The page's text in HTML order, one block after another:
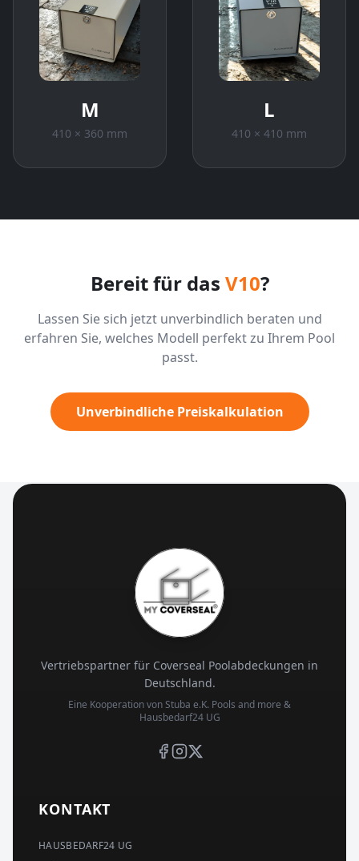
M
410 × 360 mm
L
410 × 410 mm
Bereit für das V10?
Lassen Sie sich jetzt unverbindlich beraten und
erfahren Sie, welches Modell perfekt zu Ihrem Pool
passt.
Unverbindliche Preiskalkulation
Vertriebspartner für Coverseal Poolabdeckungen in
Deutschland.
Eine Kooperation von Stuba e.K. Pools and more &
Hausbedarf24 UG
KONTAKT
HAUSBEDARF24 UG